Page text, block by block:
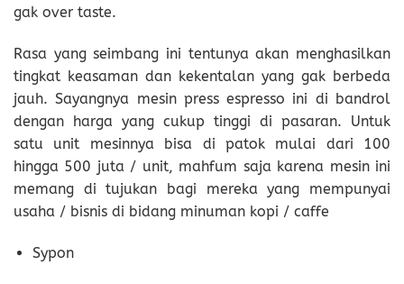
gak over taste.
Rasa yang seimbang ini tentunya akan menghasilkan
tingkat keasaman dan kekentalan yang gak berbeda
jauh. Sayangnya mesin press espresso ini di bandrol
dengan harga yang cukup tinggi di pasaran. Untuk
satu unit mesinnya bisa di patok mulai dari 100
hingga 500 juta / unit, mahfum saja karena mesin ini
memang di tujukan bagi mereka yang mempunyai
usaha / bisnis di bidang minuman kopi / caffe
Sypon